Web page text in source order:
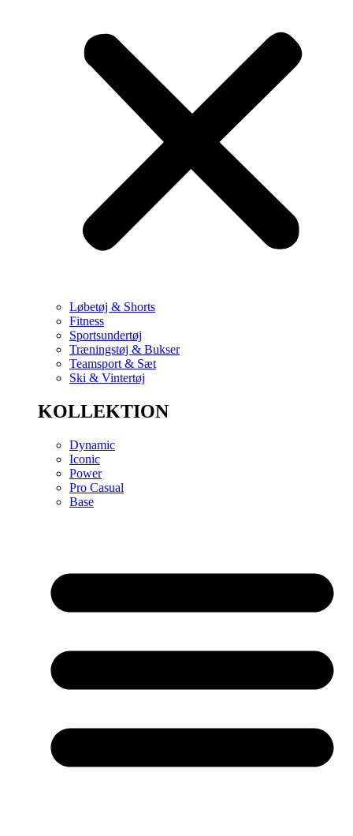
Løbetøj & Shorts
Fitness
Sportsundertøj
Træningstøj & Bukser
Teamsport & Sæt
Ski & Vintertøj
KOLLEKTION
Dynamic
Iconic
Power
Pro Casual
Base